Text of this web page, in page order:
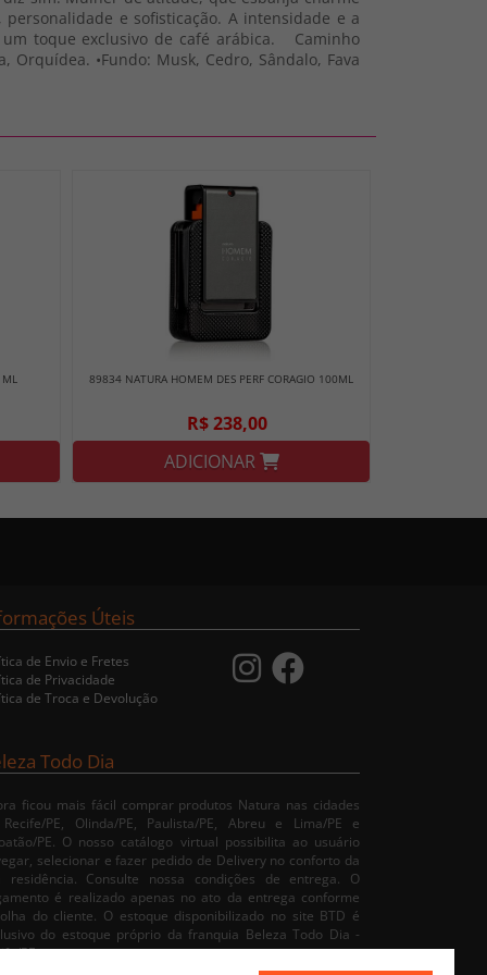
e sofisticação. A intensidade e a
toque exclusivo de café arábica. Caminho
Orquídea. •Fundo: Musk, Cedro, Sândalo, Fava
ML
89834 NATURA HOMEM DES PERF CORAGIO 100ML
R$ 238,00
ADICIONAR
Úteis
de Envio e Fretes
de Privacidade
de Troca e Devolução
Todo Dia
ficou mais fácil comprar produtos Natura nas cidades
PE, Olinda/PE, Paulista/PE, Abreu e Lima/PE e
PE. O nosso catálogo virtual possibilita ao usuário
selecionar e fazer pedido de Delivery no conforto da
residência. Consulte nossa condições de entrega. O
é realizado apenas no ato da entrega conforme
do cliente. O estoque disponibilizado no site BTD é
do estoque próprio da franquia Beleza Todo Dia -
PE.